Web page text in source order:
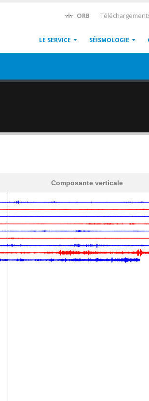
ORB
LE SERVICE SÉISMOLOGIE
Composante verticale